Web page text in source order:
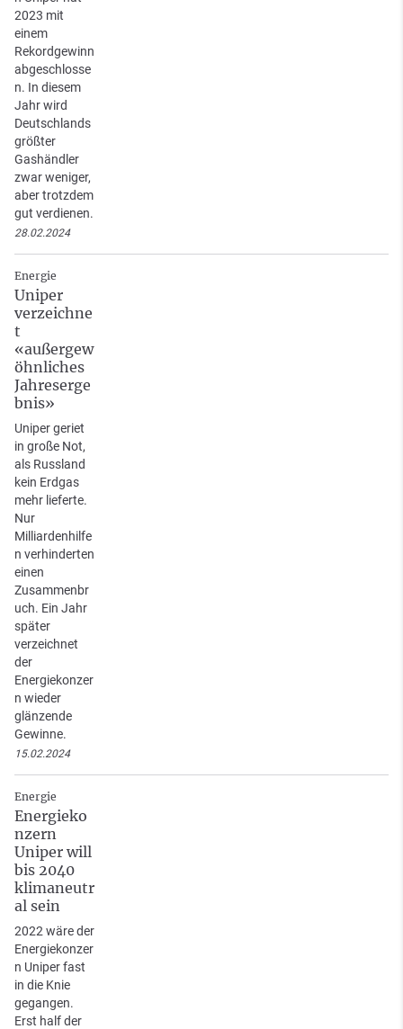
2023 mit
einem
Rekordgewinn
abgeschlosse
n. In diesem
Jahr wird
Deutschlands
größter
Gashändler
zwar weniger,
aber trotzdem
gut verdienen.
28.02.2024
Energie
Uniper
verzeichne
t
«außergew
öhnliches
Jahreserge
bnis»
Uniper geriet
in große Not,
als Russland
kein Erdgas
mehr lieferte.
Nur
Milliardenhilfe
n verhinderten
einen
Zusammenbr
uch. Ein Jahr
später
verzeichnet
der
Energiekonzer
n wieder
glänzende
Gewinne.
15.02.2024
Energie
Energieko
nzern
Uniper will
bis 2040
klimaneutr
al sein
2022 wäre der
Energiekonzer
n Uniper fast
in die Knie
gegangen.
Erst half der